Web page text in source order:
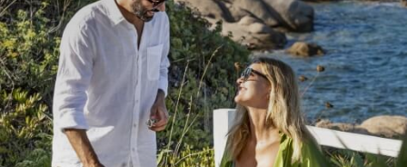
COGNOME*
EMAIL
SISTEMAZIONE
CODICE SCONTO